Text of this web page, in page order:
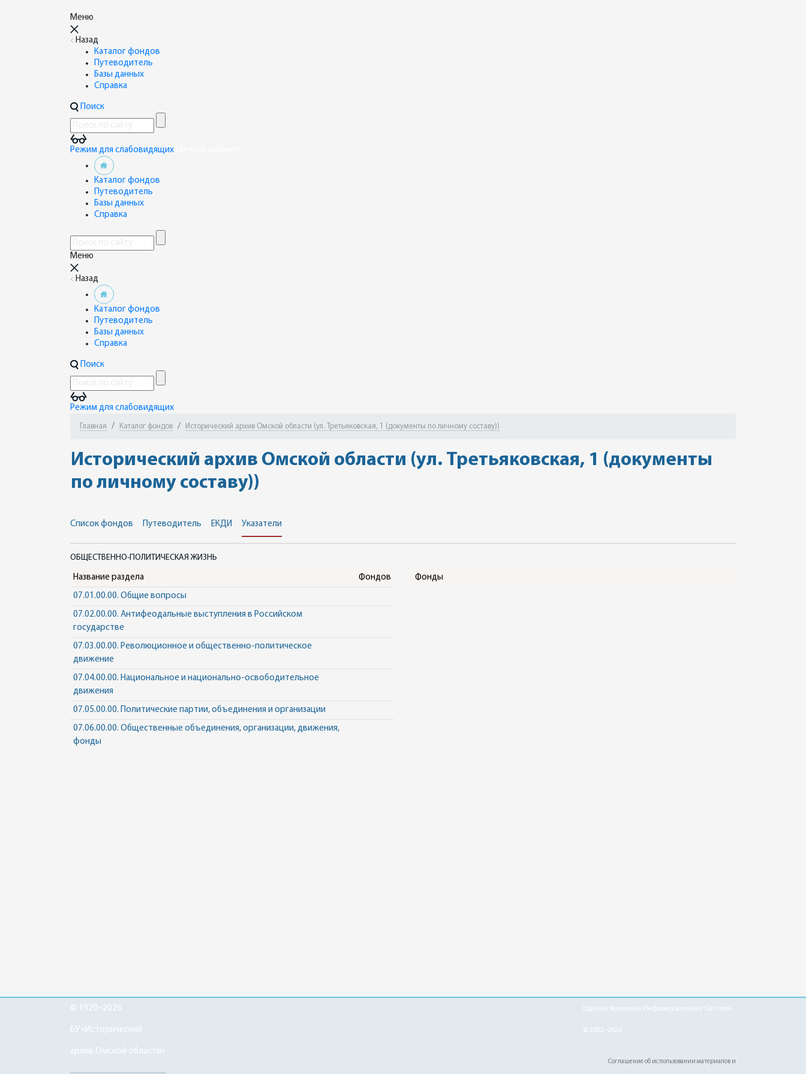
Меню
Назад
Каталог фондов
Путеводитель
Базы данных
Справка
Поиск
Режим для слабовидящих
Каталог фондов
Путеводитель
Базы данных
Справка
Меню
Назад
Каталог фондов
Путеводитель
Базы данных
Справка
Поиск
Режим для слабовидящих
Главная Каталог фондов Исторический архив Омской области (ул. Третьяковская, 1 (документы по личному составу))
Исторический архив Омской области (ул. Третьяковская, 1 (документы
по личному составу))
Список фондов Путеводитель ЕКДИ Указатели
ОБЩЕСТВЕННО-ПОЛИТИЧЕСКАЯ ЖИЗНЬ
Название раздела Фондов
07.01.00.00. Общие вопросы
07.02.00.00. Антифеодальные выступления в Российском
государстве
07.03.00.00. Революционное и общественно-политическое
движение
07.04.00.00. Национальное и национально-освободительное
движения
07.05.00.00. Политические партии, объединения и организации
07.06.00.00. Общественные объединения, организации, движения,
фонды
Фонды
© 1920–2026
БУ «Исторический
архив Омской области»
Единая Архивная Информационная Система
© 2022–2026
Соглашение об использовании материалов и